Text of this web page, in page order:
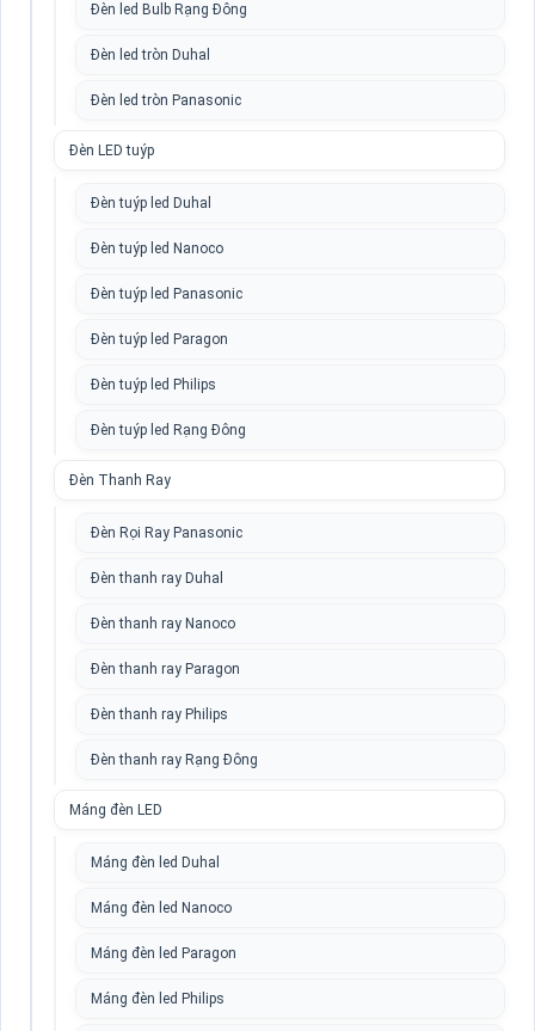
Đèn led Bulb Rạng Đông
Đèn led tròn Duhal
Đèn led tròn Panasonic
Đèn LED tuýp
Đèn tuýp led Duhal
Đèn tuýp led Nanoco
Đèn tuýp led Panasonic
Đèn tuýp led Paragon
Đèn tuýp led Philips
Đèn tuýp led Rạng Đông
Đèn Thanh Ray
Đèn Rọi Ray Panasonic
Đèn thanh ray Duhal
Đèn thanh ray Nanoco
Đèn thanh ray Paragon
Đèn thanh ray Philips
Đèn thanh ray Rạng Đông
Máng đèn LED
Máng đèn led Duhal
Máng đèn led Nanoco
Máng đèn led Paragon
Máng đèn led Philips